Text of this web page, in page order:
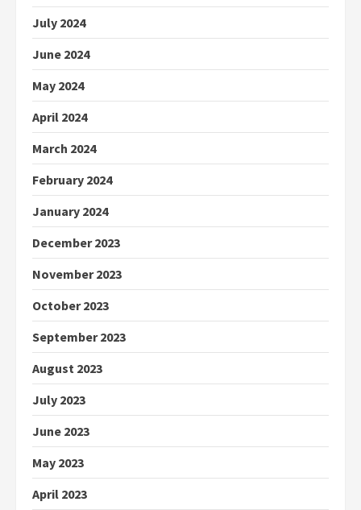
July 2024
June 2024
May 2024
April 2024
March 2024
February 2024
January 2024
December 2023
November 2023
October 2023
September 2023
August 2023
July 2023
June 2023
May 2023
April 2023